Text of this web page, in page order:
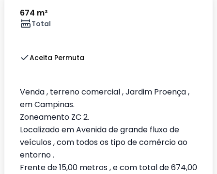
674 m²
Total
Aceita Permuta
Venda , terreno comercial , Jardim Proença ,
em Campinas.
Zoneamento ZC 2.
Localizado em Avenida de grande fluxo de
veículos , com todos os tipo de comércio ao
entorno .
Frente de 15,00 metros , e com total de 674,00